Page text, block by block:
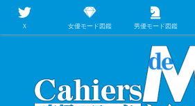
【映画/音楽の中のファッション＆香水】を徹底
パレル業界人のための学習
Ｘ 女優モード図鑑 男優モード図鑑